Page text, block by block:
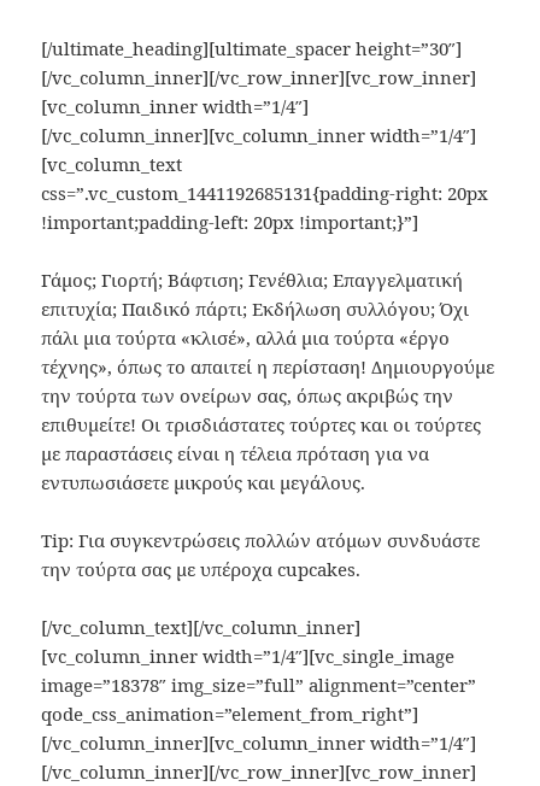
[/ultimate_heading][ultimate_spacer height=”30″]
[/vc_column_inner][/vc_row_inner][vc_row_inner]
[vc_column_inner width=”1/4″]
[/vc_column_inner][vc_column_inner width=”1/4″]
[vc_column_text
css=”.vc_custom_1441192685131{padding-right: 20px
!important;padding-left: 20px !important;}”]
Γάμος; Γιορτή; Βάφτιση; Γενέθλια; Επαγγελματική
επιτυχία; Παιδικό πάρτι; Εκδήλωση συλλόγου; Όχι
πάλι μια τούρτα «κλισέ», αλλά μια τούρτα «έργο
τέχνης», όπως το απαιτεί η περίσταση! Δημιουργούμε
την τούρτα των ονείρων σας, όπως ακριβώς την
επιθυμείτε! Οι τρισδιάστατες τούρτες και οι τούρτες
με παραστάσεις είναι η τέλεια πρόταση για να
εντυπωσιάσετε μικρούς και μεγάλους.
Tip: Για συγκεντρώσεις πολλών ατόμων συνδυάστε
την τούρτα σας με υπέροχα cupcakes.
[/vc_column_text][/vc_column_inner]
[vc_column_inner width=”1/4″][vc_single_image
image=”18378″ img_size=”full” alignment=”center”
qode_css_animation=”element_from_right”]
[/vc_column_inner][vc_column_inner width=”1/4″]
[/vc_column_inner][/vc_row_inner][vc_row_inner]